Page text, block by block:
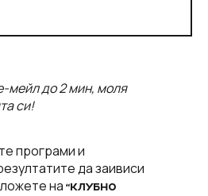
мейл до 2 мин, моля
си!
програми и
да заивиси
на “КЛУБНО